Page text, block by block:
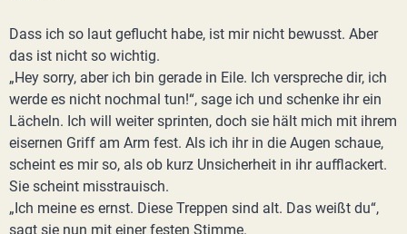
Dass ich so laut geflucht habe, ist mir nicht bewusst. Aber
das ist nicht so wichtig.
„Hey sorry, aber ich bin gerade in Eile. Ich verspreche dir, ich
werde es nicht nochmal tun!“, sage ich und schenke ihr ein
Lächeln. Ich will weiter sprinten, doch sie hält mich mit ihrem
eisernen Griff am Arm fest. Als ich ihr in die Augen schaue,
scheint es mir so, als ob kurz Unsicherheit in ihr aufflackert.
Sie scheint misstrauisch.
„Ich meine es ernst. Diese Treppen sind alt. Das weißt du“,
sagt sie nun mit einer festen Stimme.